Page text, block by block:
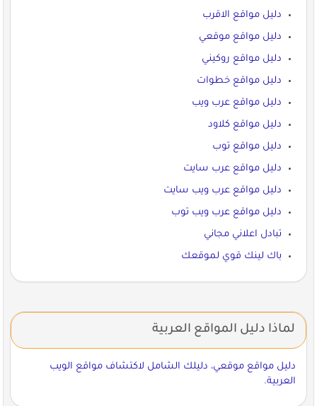
دليل مواقع الاقرب
دليل مواقع موقعي
دليل مواقع روكيني
دليل مواقع خطوات
دليل مواقع عرب ويب
دليل مواقع كلاود
دليل مواقع توب
دليل مواقع عرب سايت
دليل مواقع عرب ويب سايت
دليل مواقع عرب ويب توب
تبادل اعلاني مجاني
باك لينك قوي لموقعك
لماذا دليل المواقع العربية
دليل مواقع موقعي، دليلك الشامل لاكتشاف مواقع الويب
العربية.